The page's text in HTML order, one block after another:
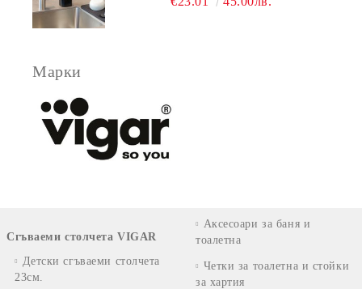
Марки
Сгъваеми столчета VIGAR
Детски сгъваеми столчета
23см.
Аксесоари за баня и
тоалетна
Четки за тоалетна и стойки
за хартия